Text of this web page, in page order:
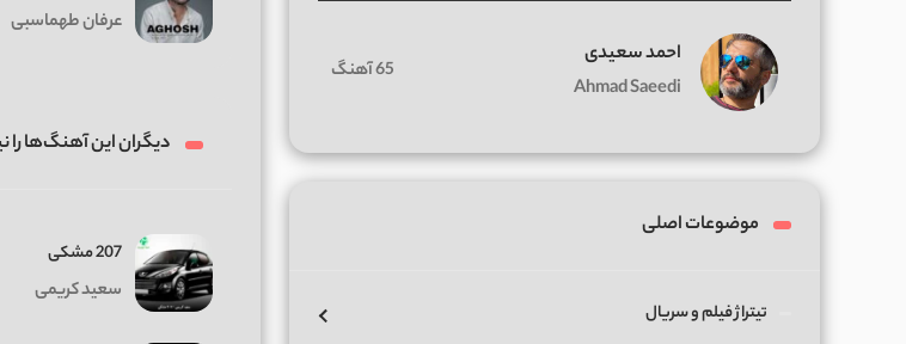
عرفان طهماسبی
دیگران این آهنگ‌ها را
207 مشکی
سعید کریمی
احمد سعیدی
Ahmad Saeedi
65 آهنگ
موضوعات اصلی
تیتراژ فیلم و سریال